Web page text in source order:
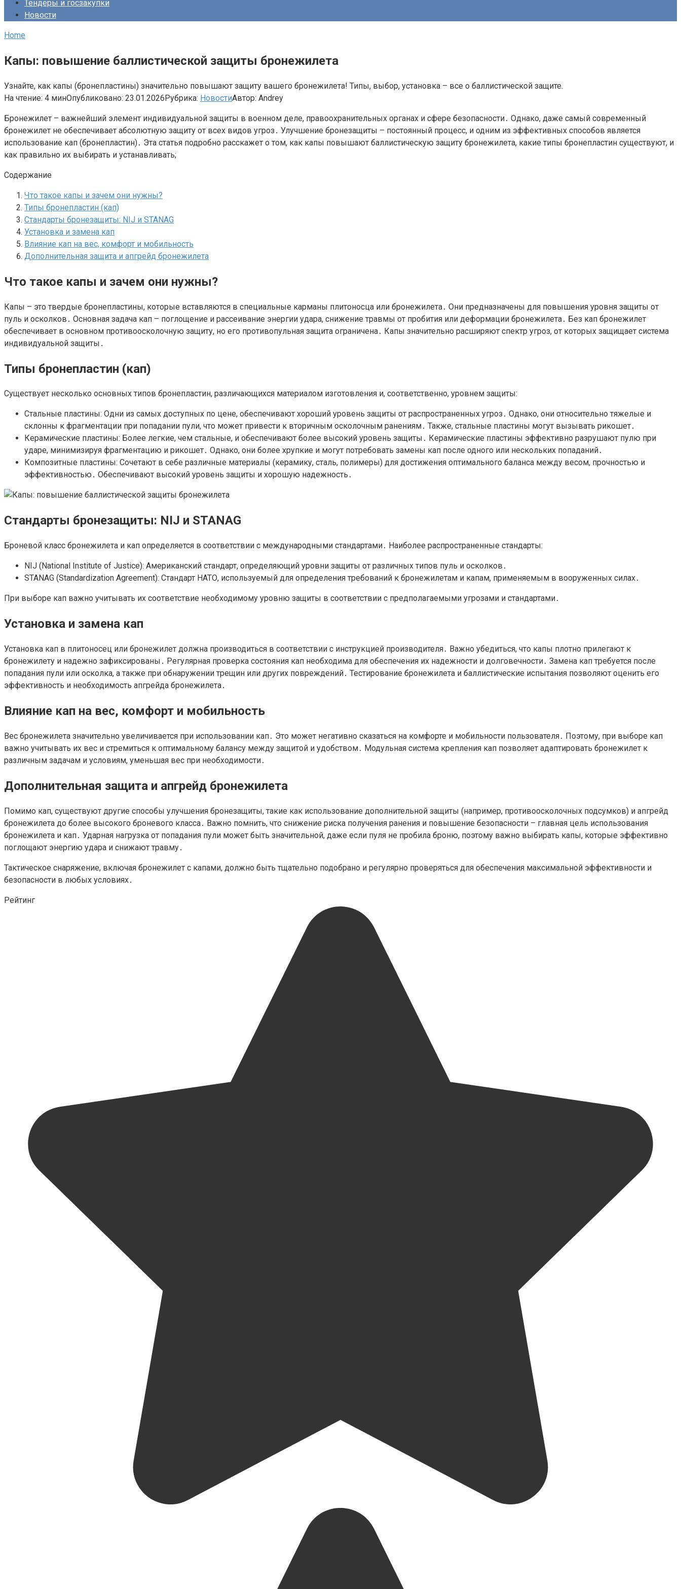
Тендеры и госзакупки
Новости
Home
Капы: повышение баллистической защиты бронежилета
Узнайте, как капы (бронепластины) значительно повышают защиту вашего бронежилета! Типы, выбор, установка – все о баллистической защите.
На чтение: 4 минОпубликовано: 23.01.2026Рубрика: НовостиАвтор: Andrey
Бронежилет – важнейший элемент индивидуальной защиты в военном деле, правоохранительных органах и сфере безопасности․ Однако, даже самый современный
бронежилет не обеспечивает абсолютную защиту от всех видов угроз․ Улучшение бронезащиты – постоянный процесс, и одним из эффективных способов является
использование кап (бронепластин)․ Эта статья подробно расскажет о том, как капы повышают баллистическую защиту бронежилета, какие типы бронепластин существуют, и
как правильно их выбирать и устанавливать;
Содержание
Что такое капы и зачем они нужны?
Типы бронепластин (кап)
Стандарты бронезащиты: NIJ и STANAG
Установка и замена кап
Влияние кап на вес, комфорт и мобильность
Дополнительная защита и апгрейд бронежилета
Что такое капы и зачем они нужны?
Капы – это твердые бронепластины, которые вставляются в специальные карманы плитоносца или бронежилета․ Они предназначены для повышения уровня защиты от
пуль и осколков․ Основная задача кап – поглощение и рассеивание энергии удара, снижение травмы от пробития или деформации бронежилета․ Без кап бронежилет
обеспечивает в основном противоосколочную защиту, но его противопульная защита ограничена․ Капы значительно расширяют спектр угроз, от которых защищает система
индивидуальной защиты․
Типы бронепластин (кап)
Существует несколько основных типов бронепластин, различающихся материалом изготовления и, соответственно, уровнем защиты:
Стальные пластины: Одни из самых доступных по цене, обеспечивают хороший уровень защиты от распространенных угроз․ Однако, они относительно тяжелые и
склонны к фрагментации при попадании пули, что может привести к вторичным осколочным ранениям․ Также, стальные пластины могут вызывать рикошет․
Керамические пластины: Более легкие, чем стальные, и обеспечивают более высокий уровень защиты․ Керамические пластины эффективно разрушают пулю при
ударе, минимизируя фрагментацию и рикошет․ Однако, они более хрупкие и могут потребовать замены кап после одного или нескольких попаданий․
Композитные пластины: Сочетают в себе различные материалы (керамику, сталь, полимеры) для достижения оптимального баланса между весом, прочностью и
эффективностью․ Обеспечивают высокий уровень защиты и хорошую надежность․
Стандарты бронезащиты: NIJ и STANAG
Броневой класс бронежилета и кап определяется в соответствии с международными стандартами․ Наиболее распространенные стандарты:
NIJ (National Institute of Justice): Американский стандарт, определяющий уровни защиты от различных типов пуль и осколков․
STANAG (Standardization Agreement): Стандарт НАТО, используемый для определения требований к бронежилетам и капам, применяемым в вооруженных силах․
При выборе кап важно учитывать их соответствие необходимому уровню защиты в соответствии с предполагаемыми угрозами и стандартами․
Установка и замена кап
Установка кап в плитоносец или бронежилет должна производиться в соответствии с инструкцией производителя․ Важно убедиться, что капы плотно прилегают к
бронежилету и надежно зафиксированы․ Регулярная проверка состояния кап необходима для обеспечения их надежности и долговечности․ Замена кап требуется после
попадания пули или осколка, а также при обнаружении трещин или других повреждений․ Тестирование бронежилета и баллистические испытания позволяют оценить его
эффективность и необходимость апгрейда бронежилета․
Влияние кап на вес, комфорт и мобильность
Вес бронежилета значительно увеличивается при использовании кап․ Это может негативно сказаться на комфорте и мобильности пользователя․ Поэтому, при выборе кап
важно учитывать их вес и стремиться к оптимальному балансу между защитой и удобством․ Модульная система крепления кап позволяет адаптировать бронежилет к
различным задачам и условиям, уменьшая вес при необходимости․
Дополнительная защита и апгрейд бронежилета
Помимо кап, существуют другие способы улучшения бронезащиты, такие как использование дополнительной защиты (например, противоосколочных подсумков) и апгрейд
бронежилета до более высокого броневого класса․ Важно помнить, что снижение риска получения ранения и повышение безопасности – главная цель использования
бронежилета и кап․ Ударная нагрузка от попадания пули может быть значительной, даже если пуля не пробила броню, поэтому важно выбирать капы, которые эффективно
поглощают энергию удара и снижают травму․
Тактическое снаряжение, включая бронежилет с капами, должно быть тщательно подобрано и регулярно проверяться для обеспечения максимальной эффективности и
безопасности в любых условиях․
Рейтинг